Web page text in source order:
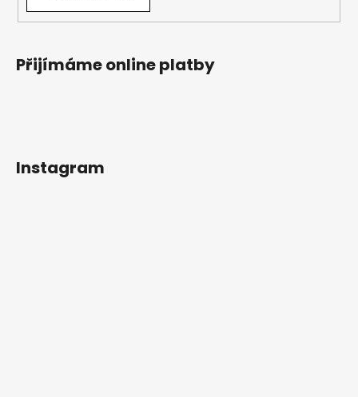
Přijímáme online platby
Instagram